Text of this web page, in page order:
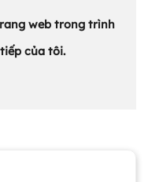
web trong trình
của tôi.